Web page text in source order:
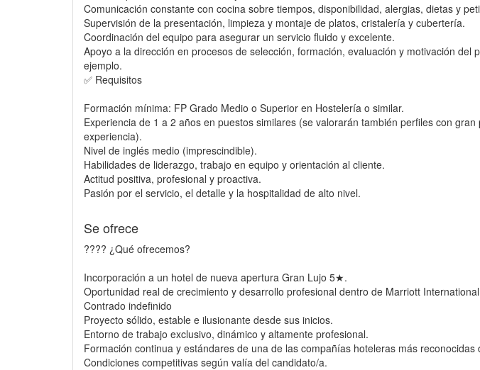
Comunicación constante con cocina sobre tiempos, disponibilidad, alergias, dietas y
Supervisión de la presentación, limpieza y montaje de platos, cristalería y cubertería.
Coordinación del equipo para asegurar un servicio fluido y excelente.
Apoyo a la dirección en procesos de selección, formación, evaluación y motivación del
ejemplo.
✅ Requisitos
Formación mínima: FP Grado Medio o Superior en Hostelería o similar.
Experiencia de 1 a 2 años en puestos similares (se valorarán también perfiles con
experiencia).
Nivel de inglés medio (imprescindible).
Habilidades de liderazgo, trabajo en equipo y orientación al cliente.
Actitud positiva, profesional y proactiva.
Pasión por el servicio, el detalle y la hospitalidad de alto nivel.
Se ofrece
???? ¿Qué ofrecemos?
Incorporación a un hotel de nueva apertura Gran Lujo 5★.
Oportunidad real de crecimiento y desarrollo profesional dentro de Marriott
Contrado indefinido
Proyecto sólido, estable e ilusionante desde sus inicios.
Entorno de trabajo exclusivo, dinámico y altamente profesional.
Formación continua y estándares de una de las compañías hoteleras más reconocidas
Condiciones competitivas según valía del candidato/a.